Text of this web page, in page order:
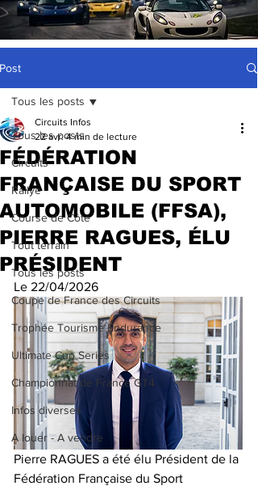
Post
Tous les posts
Circuits
Rallye
Course de Côte
Tout terrain
Tous les posts
Coupe de France des Circuits
Trophée Tourisme Endurance
Ultimate Cup Series
Championnat de France GT4
Infos diverses
A louer - A vendre
Tous les posts
FÉDÉRATION
FRANÇAISE DU SPORT
AUTOMOBILE (FFSA),
PIERRE RAGUES, ÉLU
PRÉSIDENT
Circuits Infos
22 avr. 4 min de lecture
Le 22/04/2026
Pierre RAGUES a été élu Président de la
Fédération Française du Sport